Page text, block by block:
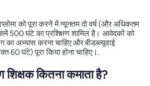
को पूरा करने में न्यूनतम दो वर्ष (और अधिकतम
500 घंटे का प्रशिक्षण शामिल है। आवेदकों को
का अभ्यास करना चाहिए और बीडब्ल्यूवाई
60 घंटे) पूरा किया होना चाहिए।.
शिक्षक कितना कमाता है?